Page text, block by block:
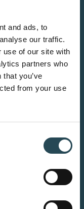
and ads, to
our traffic.
use of our site with
partners who
you’ve
from your use